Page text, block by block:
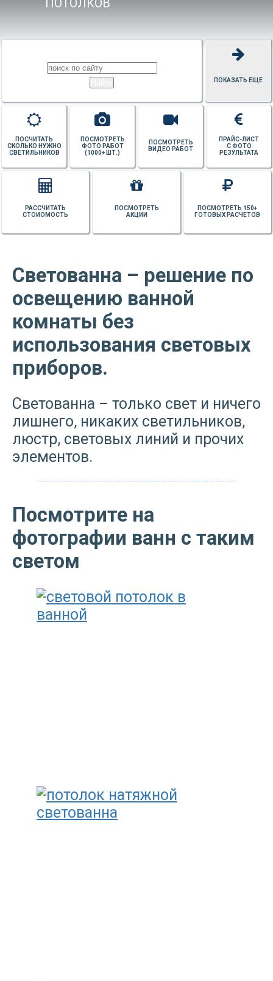
ПОКАЗАТЬ ЕЩЕ
ПРАЙС-ЛИСТ
С ФОТО
РЕЗУЛЬТАТА
ПОСМОТРЕТЬ
ВИДЕО РАБОТ
ПОСМОТРЕТЬ
ФОТО РАБОТ
(1000+ ШТ.)
ПОСЧИТАТЬ
СКОЛЬКО НУЖНО
СВЕТИЛЬНИКОВ
ПОСМОТРЕТЬ 150+
ГОТОВЫХ РАСЧЕТОВ
ПОСМОТРЕТЬ
АКЦИИ
РАССЧИТАТЬ
СТОИОМОСТЬ
Светованна – решение по
освещению ванной
комнаты без
использования световых
приборов.
Светованна – только свет и ничего
лишнего, никаких светильников,
люстр, световых линий и прочих
элементов.
Посмотрите на
фотографии ванн с таким
светом